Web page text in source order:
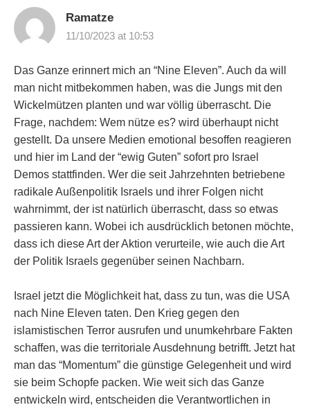
Ramatze
11/10/2023 at 10:53
Das Ganze erinnert mich an “Nine Eleven”. Auch da will
man nicht mitbekommen haben, was die Jungs mit den
Wickelmützen planten und war völlig überrascht. Die
Frage, nachdem: Wem nütze es? wird überhaupt nicht
gestellt. Da unsere Medien emotional besoffen reagieren
und hier im Land der “ewig Guten” sofort pro Israel
Demos stattfinden. Wer die seit Jahrzehnten betriebene
radikale Außenpolitik Israels und ihrer Folgen nicht
wahrnimmt, der ist natürlich überrascht, dass so etwas
passieren kann. Wobei ich ausdrücklich betonen möchte,
dass ich diese Art der Aktion verurteile, wie auch die Art
der Politik Israels gegenüber seinen Nachbarn.
Israel jetzt die Möglichkeit hat, dass zu tun, was die USA
nach Nine Eleven taten. Den Krieg gegen den
islamistischen Terror ausrufen und unumkehrbare Fakten
schaffen, was die territoriale Ausdehnung betrifft. Jetzt hat
man das “Momentum” die günstige Gelegenheit und wird
sie beim Schopfe packen. Wie weit sich das Ganze
entwickeln wird, entscheiden die Verantwortlichen in